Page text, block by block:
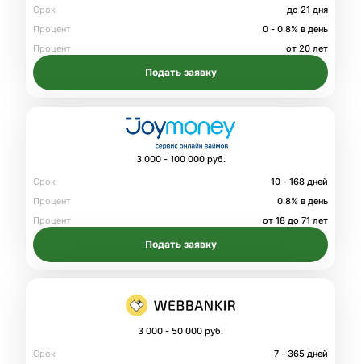
Срок
до 21 дня
Процент
0 - 0.8% в день
Процент
от 20 лет
Подать заявку
3 000 - 100 000 руб.
Срок
10 - 168 дней
Процент
0.8% в день
Процент
от 18 до 71 лет
Подать заявку
3 000 - 50 000 руб.
Срок
7 - 365 дней